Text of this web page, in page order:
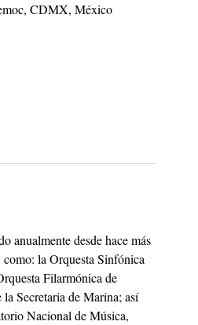
CDMX, México
anualmente desde hace más
como: la Orquesta Sinfónica
Filarmónica de
Secretaria de Marina; así
Nacional de Música,